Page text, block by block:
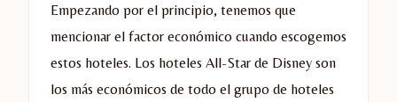
Empezando por el principio, tenemos que
mencionar el factor económico cuando escogemos
estos hoteles. Los hoteles All-Star de Disney son
los más económicos de todo el grupo de hoteles